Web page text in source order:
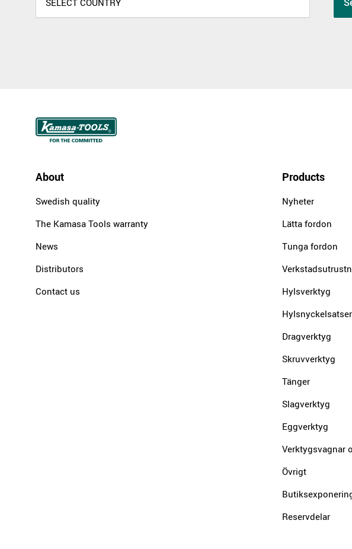
About
Swedish quality
The Kamasa Tools warranty
News
Distributors
Contact us
Products
Nyheter
Lätta fordon
Tunga fordon
Hylsverktyg
Hylsnyckelsatser
Dragverktyg
Skruvverktyg
Tänger
Slagverktyg
Eggverktyg
Verktygsvagnar
Övrigt
Reservdelar